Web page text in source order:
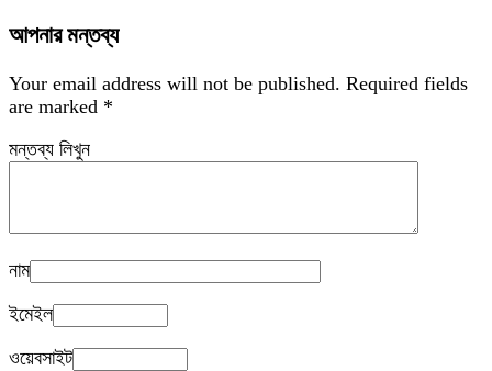
আপনার মন্তব্য
Your email address will not be published. Required fields
are marked *
মন্তব্য লিখুন
নাম
ইমেইল
ওয়েবসাইট